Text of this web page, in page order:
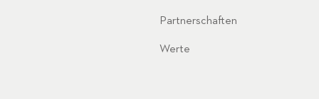
Partnerschaften
Werte